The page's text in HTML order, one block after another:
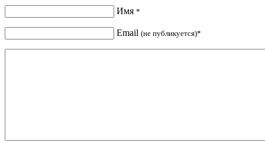
Имя *
Email (не публикуется)*